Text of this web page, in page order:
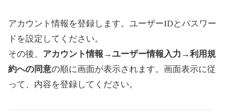
アカウント情報を登録します。ユーザーIDとパスワー
ドを設定してください。
その後、 アカウント情報 →ユーザー情報入力 →利用規
約への同意の順に画面が表示されます。画面表示に従
って、内容を登録してください。